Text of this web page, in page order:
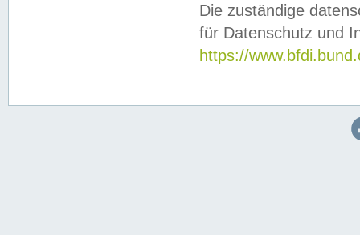
Die zuständige
für Datenschutz und
https://